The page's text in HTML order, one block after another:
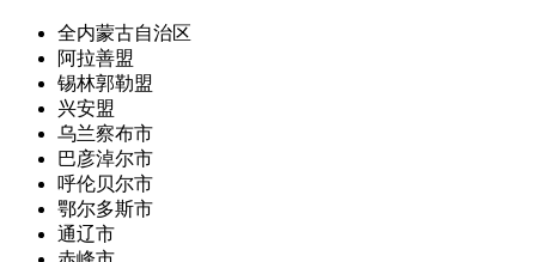
全内蒙古自治区
阿拉善盟
锡林郭勒盟
兴安盟
乌兰察布市
巴彦淖尔市
呼伦贝尔市
鄂尔多斯市
通辽市